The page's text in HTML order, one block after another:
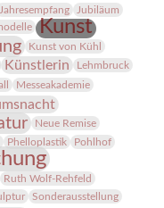
Jahresempfang
Jubiläum
Kunst
Kunst von Kühl
Künstlerin Lehmbruck
Messeakademie
Neue Remise
Phelloplastik
Pohlhof
Ruth Wolf-Rehfeld
Sonderausstellung